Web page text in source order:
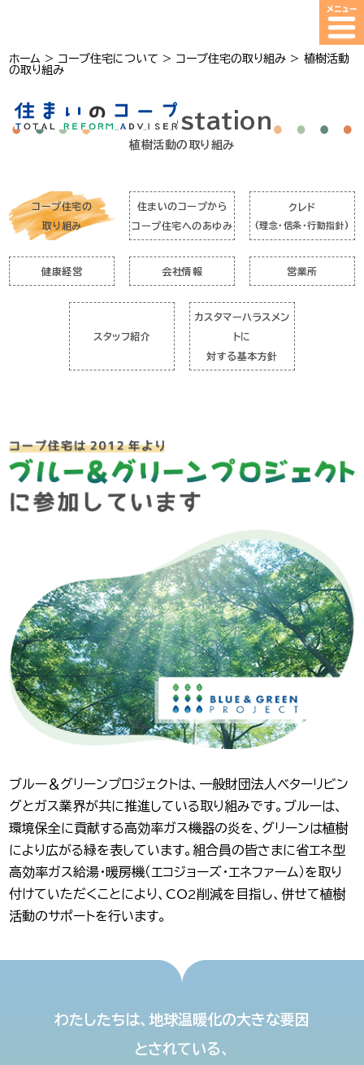
ホーム >コープ住宅について >コープ住宅の取り組み >植樹活動
の取り組み
Reforestation
植樹活動の取り組み
コープ住宅の
取り組み
住まいのコープから
コープ住宅へのあゆみ
クレド
(理念・信条・行動指針)
健康経営 会社情報 営業所
スタッフ紹介
カスタマーハラスメン
トに
対する基本方針
ブルー＆グリーンプロジェクトは、一般財団法人ベターリビン
グとガス業界が共に推進している取り組みです。ブルーは、
環境保全に貢献する高効率ガス機器の炎を、グリーンは植樹
により広がる緑を表しています。組合員の皆さまに省エネ型
高効率ガス給湯・暖房機（エコジョーズ・エネファーム）を取り
付けていただくことにより、CO2 削減を目指し、併せて植樹
活動のサポートを行います。
わたしたちは、 地球温暖化の大きな要因
とされている、